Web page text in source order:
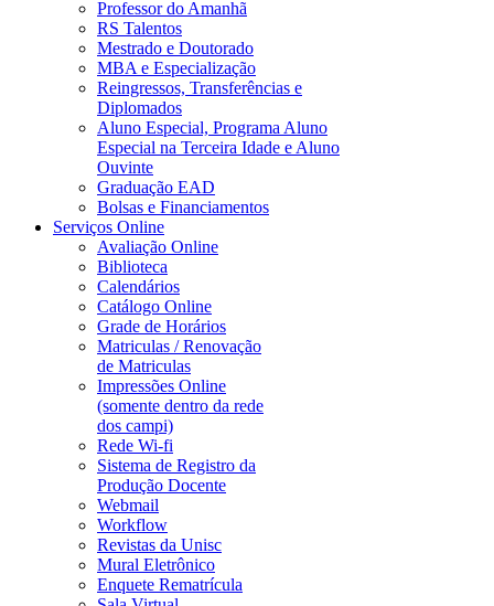
Professor do Amanhã
RS Talentos
Mestrado e Doutorado
MBA e Especialização
Reingressos, Transferências e
Diplomados
Aluno Especial, Programa Aluno
Especial na Terceira Idade e Aluno
Ouvinte
Graduação EAD
Bolsas e Financiamentos
Serviços Online
Avaliação Online
Biblioteca
Calendários
Catálogo Online
Grade de Horários
Matriculas / Renovação
de Matriculas
Impressões Online
(somente dentro da rede
dos campi)
Rede Wi-fi
Sistema de Registro da
Produção Docente
Webmail
Workflow
Revistas da Unisc
Mural Eletrônico
Enquete Rematrícula